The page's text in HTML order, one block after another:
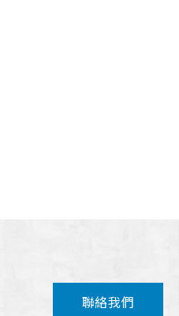
聯絡我們